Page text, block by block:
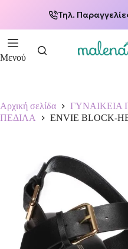
Τηλ.
Μενού
Αρχική σελίδα
ΓΥΝΑΙΚΕΙΑ
ΠΕΔΙΛΑ
ENVIE BLOCK-